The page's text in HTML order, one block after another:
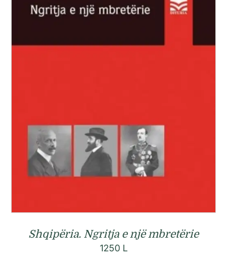
Shqipëria. Ngritja e një mbretërie
1250 L